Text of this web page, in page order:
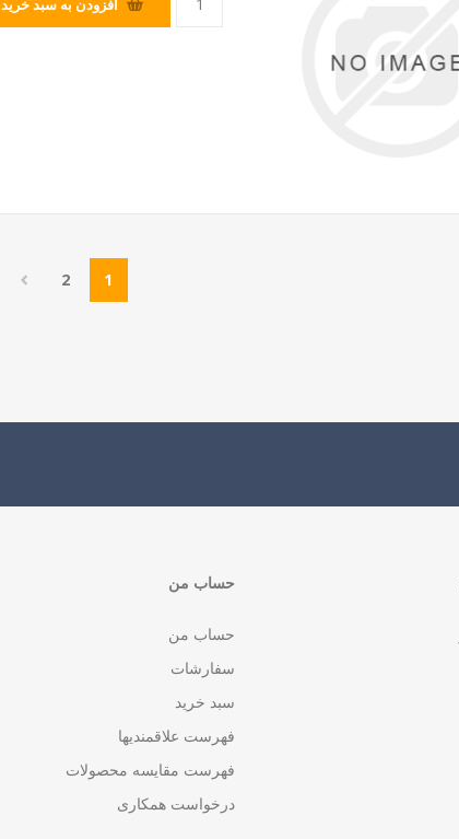
1
2
حساب من
حساب من
سفارشات
سبد خرید
فهرست علاقمندیها
فهرست مقایسه محصولات
درخواست همکاری